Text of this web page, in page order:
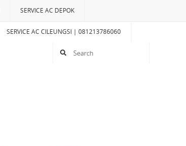
SERVICE AC DEPOK
SERVICE AC CILEUNGSI | 081213786060